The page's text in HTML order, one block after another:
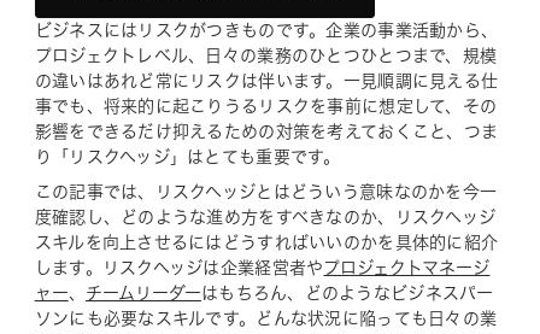
ビジネスにはリスクがつきものです。企業の事業活動から、
プロジェクトレベル、日々の業務のひとつひとつまで、規模
の違いはあれど常にリスクは伴います。一見順調に見える仕
事でも、将来的に起こりうるリスクを事前に想定して、その
影響をできるだけ抑えるための対策を考えておくこと、つま
り「リスクヘッジ」はとても重要です。
この記事では、リスクヘッジとはどういう意味なのかを今一
度確認し、どのような進め方をすべきなのか、リスクヘッジ
スキルを向上させるにはどうすればいいのかを具体的に紹介
します。リスクヘッジは企業経営者や プロジェクトマネージ
ャー、 チームリーダーはもちろん、どのようなビジネスパー
ソンにも必要なスキルです。どんな状況に陥っても日々の業